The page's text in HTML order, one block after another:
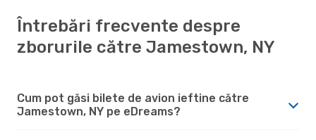
Întrebări frecvente despre
zborurile către Jamestown, NY
Cum pot găsi bilete de avion ieftine către
Jamestown, NY pe eDreams?